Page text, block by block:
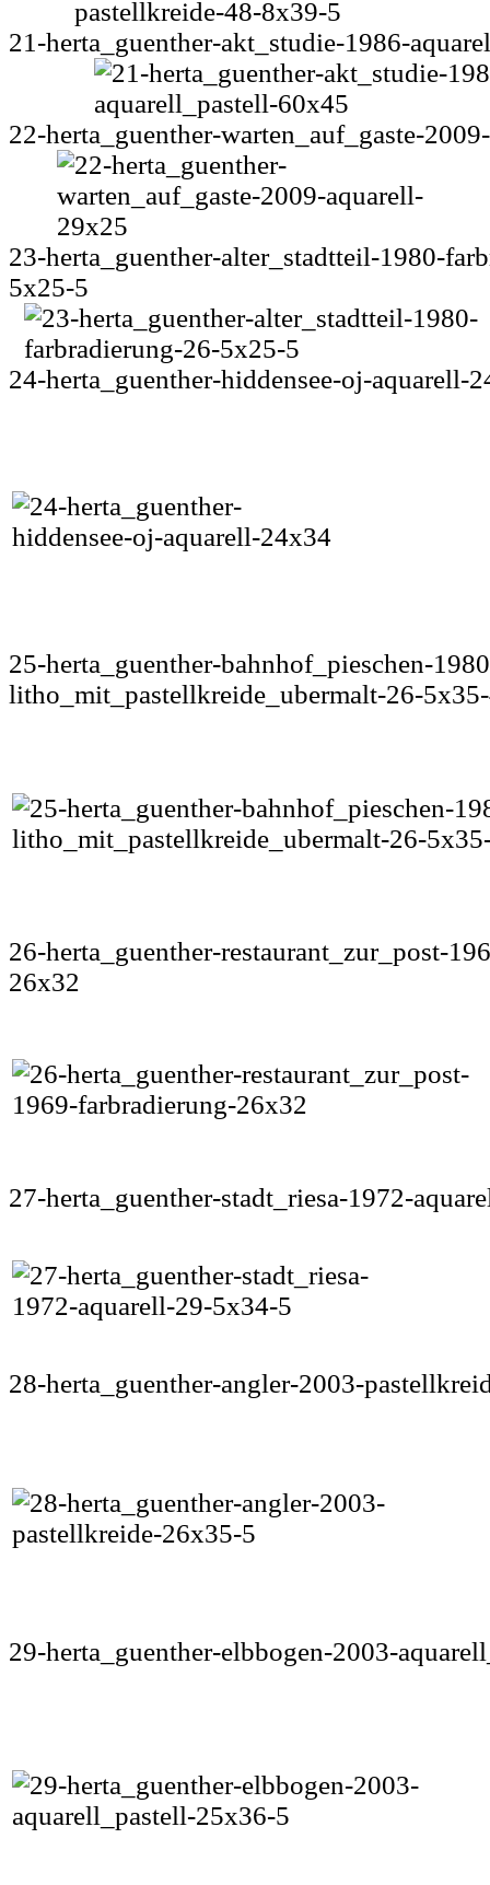
21-herta_guenther-akt_studie-1986-
22-herta_guenther-warten_auf_gaste-
23-herta_guenther-alter_stadtteil-1980-
5x25-5
24-herta_guenther-hiddensee-oj-aquarell-
25-herta_guenther-bahnhof_pieschen-
litho_mit_pastellkreide_ubermalt-26-
26-herta_guenther-restaurant_zur_post-
26x32
27-herta_guenther-stadt_riesa-1972-
28-herta_guenther-angler-2003-
29-herta_guenther-elbbogen-2003-